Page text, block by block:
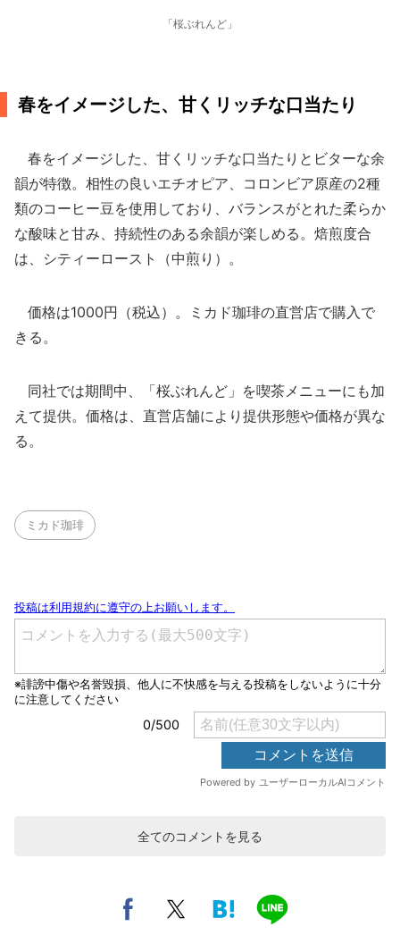
「桜ぶれんど」
春をイメージした、甘くリッチな口当たり
春をイメージした、甘くリッチな口当たりとビターな余
韻が特徴。相性の良いエチオピア、コロンビア原産の2種
類のコーヒー豆を使用しており、バランスがとれた柔らか
な酸味と甘み、持続性のある余韻が楽しめる。焙煎度合
は、シティーロースト（中煎り）。
価格は1000円（税込）。ミカド珈琲の直営店で購入で
きる。
同社では期間中、「桜ぶれんど」を喫茶メニューにも加
えて提供。価格は、直営店舗により提供形態や価格が異な
る。
ミカド珈琲
全てのコメントを見る